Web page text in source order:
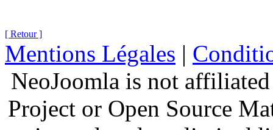
[ Retour ]
Mentions Légales |
NeoJoomla is not
Project or Open Source